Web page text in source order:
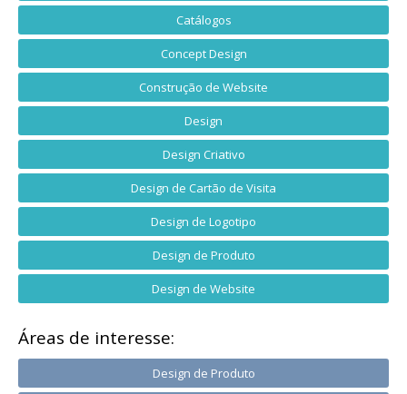
Catálogos
Concept Design
Construção de Website
Design
Design Criativo
Design de Cartão de Visita
Design de Logotipo
Design de Produto
Design de Website
Áreas de interesse:
Design de Produto